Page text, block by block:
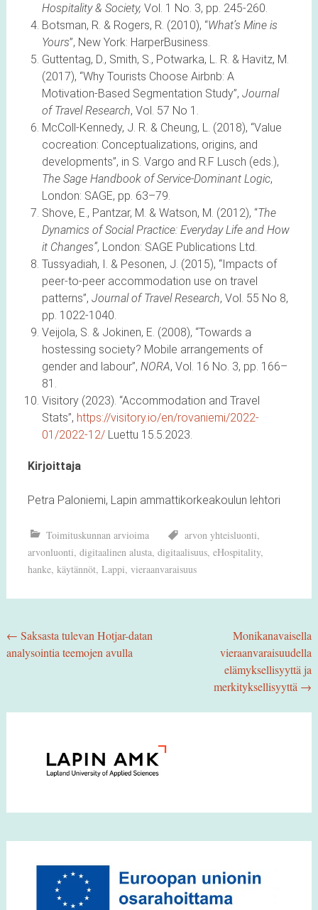
Hospitality & Society, Vol. 1 No. 3, pp. 245-260.
Botsman, R. & Rogers, R. (2010), “What’s Mine is
Yours”, New York: HarperBusiness.
Guttentag, D., Smith, S., Potwarka, L. R. & Havitz, M.
(2017), “Why Tourists Choose Airbnb: A
Motivation-Based Segmentation Study”, Journal
of Travel Research, Vol. 57 No 1.
McColl-Kennedy, J. R. & Cheung, L. (2018), “Value
cocreation: Conceptualizations, origins, and
developments”, in S. Vargo and R.F Lusch (eds.),
The Sage Handbook of Service-Dominant Logic,
London: SAGE, pp. 63–79.
Shove, E., Pantzar, M. & Watson, M. (2012), “The
Dynamics of Social Practice: Everyday Life and How
it Changes”, London: SAGE Publications Ltd.
Tussyadiah, I. & Pesonen, J. (2015), “Impacts of
peer-to-peer accommodation use on travel
patterns”, Journal of Travel Research, Vol. 55 No 8,
pp. 1022-1040.
Veijola, S. & Jokinen, E. (2008), “Towards a
hostessing society? Mobile arrangements of
gender and labour”, NORA, Vol. 16 No. 3, pp. 166–
81.
Visitory (2023). “Accommodation and Travel
Stats”, https://visitory.io/en/rovaniemi/2022-
01/2022-12/Luettu 15.5.2023.
Kirjoittaja
Petra Paloniemi, Lapin ammattikorkeakoulun lehtori
Toimituskunnan arvioima arvon yhteisluonti,
arvonluonti, digitaalinen alusta, digitaalisuus, eHospitality,
hanke, käytännöt, Lappi, vieraanvaraisuus
Post
navigation
← Saksasta tulevan Hotjar-datan
analysointia teemojen avulla
Monikanavaisella
vieraanvaraisuudella
elämyksellisyyttä ja
merkityksellisyyttä →